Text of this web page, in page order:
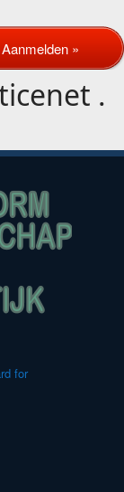
Aanmelden »
.
for